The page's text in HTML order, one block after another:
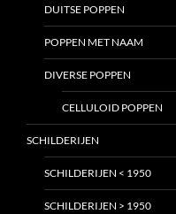
DUITSE POPPEN
POPPEN MET NAAM
DIVERSE POPPEN
CELLULOID POPPEN
SCHILDERIJEN
SCHILDERIJEN < 1950
SCHILDERIJEN > 1950